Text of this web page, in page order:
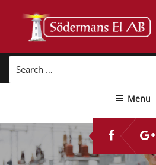
for:
Menu